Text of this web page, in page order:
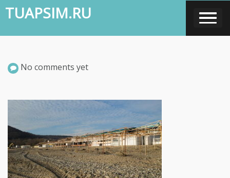
Skip
to
content
TUAPSIM.RU
No comments yet